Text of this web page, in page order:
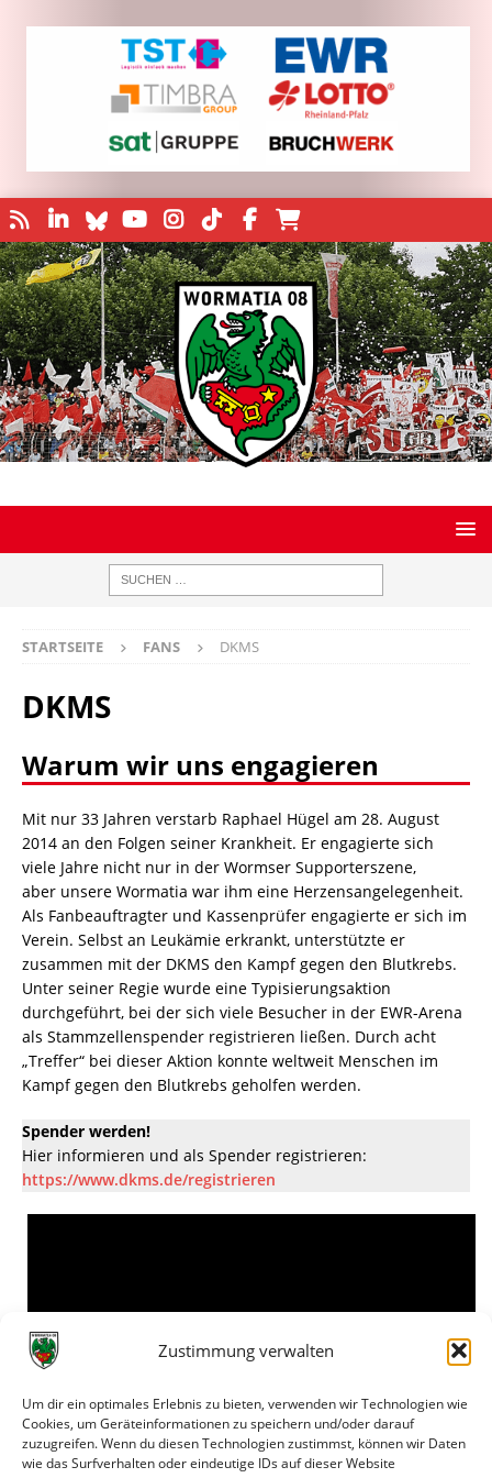
Zustimmung verwalten
Um dir ein optimales Erlebnis zu bieten, verwenden wir Technologien wie
Cookies, um Geräteinformationen zu speichern und/oder darauf
zuzugreifen. Wenn du diesen Technologien zustimmst, können wir Daten
wie das Surfverhalten oder eindeutige IDs auf dieser Website
STARTSEITE FANS DKMS
DKMS
Warum wir uns engagieren
Mit nur 33 Jahren verstarb Raphael Hügel am 28. August
2014 an den Folgen seiner Krankheit. Er engagierte sich
viele Jahre nicht nur in der Wormser Supporterszene,
aber unsere Wormatia war ihm eine Herzensangelegenheit.
Als Fanbeauftragter und Kassenprüfer engagierte er sich im
Verein. Selbst an Leukämie erkrankt, unterstützte er
zusammen mit der DKMS den Kampf gegen den Blutkrebs.
Unter seiner Regie wurde eine Typisierungsaktion
durchgeführt, bei der sich viele Besucher in der EWR-Arena
als Stammzellenspender registrieren ließen. Durch acht
„Treffer“ bei dieser Aktion konnte weltweit Menschen im
Kampf gegen den Blutkrebs geholfen werden.
Spender werden!
Hier informieren und als Spender registrieren:
https://www.dkms.de/registrieren